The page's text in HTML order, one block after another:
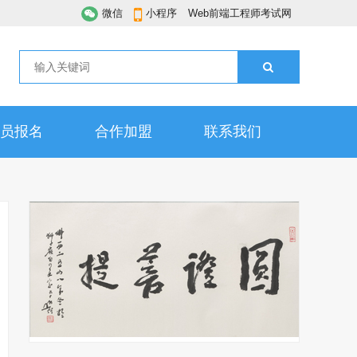
微信 小程序 Web前端工程师考试网
报名 合作加盟 联系我们